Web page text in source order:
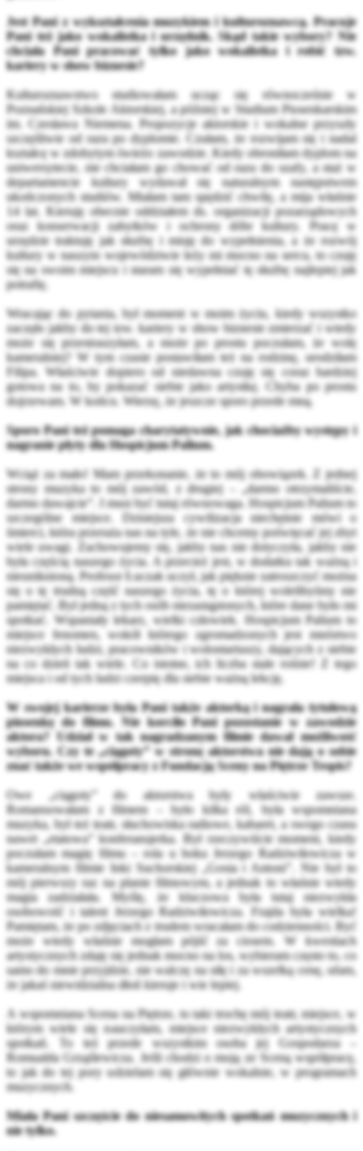
Jest Pani z wykształcenia muzykiem i kulturoznawcą. Pracuje
Pani też jako wokalistka i urzędnik. Skąd takie wybory? Nie
chciała Pani pracować tylko jako wokalistka i robić tzw.
kariery w show biznesie?
Kulturoznawstwo studiowałam ucząc się równocześnie w
Poznańskiej Szkole Aktorskiej, a później w Studium Piosenkarskim
im. Czesława Niemena. Propozycje aktorskie i wokalne przyszły
szczęśliwie od razu po dyplomie. Czułam, że rozwijam się i nadal
kształcę w zdobytym świeżo zawodzie. Kiedy obroniłam dyplom na
uniwersytecie, nie chciałam go chować od razu do szafy, a staż w
departamencie kultury wydawał się naturalnym następstwem
ukończonych studiów. Miałam tam spędzić chwilę, a mija właśnie
14 lat. Kieruję obecnie oddziałem ds. organizacji pozarządowych
oraz konserwacji zabytków i ochrony dóbr kultury. Pracę w
urzędzie traktuję jak służbę i misję do wypełnienia, a że rozwój
kultury w naszym województwie leży mi mocno na sercu, to czuję
się na swoim miejscu i staram się wypełniać tę służbę najlepiej jak
potrafię.
Wracając do pytania, był moment w moim życiu, kiedy wszystko
zaczęło jakby do tej tzw. kariery w show biznesie zmierzać i wtedy
może się przestraszyłam, a może po prostu poczułam, że wolę
kameralniej? W tym czasie postawiłam też na rodzinę, urodziłam
Filipa. Właściwie dopiero od niedawna czuję się coraz bardziej
gotowa na to, by pokazać siebie jako artystkę. Chyba po prostu
dojrzewam. W końcu. Wierzę, że jeszcze sporo przede mną.
Sporo Pani też pomaga charytatywnie, jak chociażby występy i
nagranie płyty dla Hospicjum Palium.
Wciąż za mało! Mam przekonanie, że to mój obowiązek. Z jednej
strony muzyka to mój zawód, z drugiej – „darmo otrzymaliście,
darmo dawajcie”. I musi być tutaj równowaga. Hospicjum Palium to
szczególne miejsce. Dzisiejsza cywilizacja niechętnie mówi o
śmierci, która przeraża nas na tyle, że nie chcemy poświęcać jej zbyt
wiele uwagi. Zachowujemy się, jakby nas nie dotyczyła, jakby nie
była częścią naszego życia. A przecież jest, w dodatku tak ważną i
nieuniknioną. Profesor Łuczak uczył, jak pięknie zatroszczyć można
się o tę trudną część naszego życia, tę o której wolelibyśmy nie
pamiętać. Był jedną z tych osób niezastąpionych, które dane było mi
spotkać. Wspaniały lekarz, wielki człowiek. Hospicjum Palium to
miejsce fenomen, wokół którego zgromadzonych jest mnóstwo
niezwykłych ludzi, pracowników i wolontariuszy, dających z siebie
na co dzień tak wiele. Co istotne, ich liczba stale rośnie! Z tego
miejsca i od tych ludzi czerpię dla siebie ważną lekcję.
W swojej karierze była Pani także aktorką i nagrała tytułową
piosenkę do filmu. Nie korciło Pani pozostanie w zawodzie
aktora? Udział w tak nagradzanym filmie dawał możliwość
wyboru. Czy te „ciągoty” w stronę aktorstwa nie dają o sobie
znać także we współpracy z Fundacją Sceny na Piętrze Tespis?
Owe „ciągoty” do aktorstwa były właściwie zawsze.
Romansowałam z filmem – było kilka ról, była wspomniana
muzyka, był też teatr, słuchowiska radiowe, kabaret, a swego czasu
nawet „etatowa” konferansjerka. Był rzeczywiście moment, kiedy
poczułam magię filmu – rola u boku Jerzego Radziwiłowicza w
kameralnym filmie Inki Suchorskiej „Gosia i Antoni”. Nie był to
mój pierwszy raz na planie filmowym, a jednak to właśnie wtedy
magia zadziałała. Myślę, że kluczowa była tutaj niezwykła
osobowość i talent Jerzego Radziwiłowicza. Frajda była wielka!
Pamiętam, że po zdjęciach z trudem wracałam do codzienności. Być
może wtedy właśnie mogłam pójść za ciosem. W kwestiach
artystycznych zdaję się jednak mocno na los, wybieram często to, co
samo do mnie przyjdzie, nie walczę na siłę i za wszelką cenę, ufam,
że jakaś niewidzialna dłoń kieruje i wie lepiej.
A wspomniana Scena na Piętrze, to taki trochę mój teatr, miejsce, w
którym wiele się nauczyłam, miejsce niezwykłych artystycznych
spotkań. To też przede wszystkim osoba jej Gospodarza –
Romualda Grząślewicza. Jeśli chodzi o moją ze Sceną współpracę,
to jak do tej pory udzielam się głównie wokalnie, w programach
muzycznych.
Miała Pani szczęście do niesamowitych spotkań muzycznych i
nie tylko.